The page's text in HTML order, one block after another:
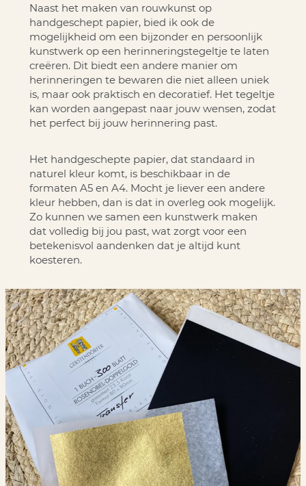
Naast het maken van rouwkunst op
handgeschept papier, bied ik ook de
mogelijkheid om een bijzonder en persoonlijk
kunstwerk op een herinneringstegeltje te laten
creëren. Dit biedt een andere manier om
herinneringen te bewaren die niet alleen uniek
is, maar ook praktisch en decoratief. Het tegeltje
kan worden aangepast naar jouw wensen, zodat
het perfect bij jouw herinnering past.
Het handgeschepte papier, dat standaard in
naturel kleur komt, is beschikbaar in de
formaten A5 en A4. Mocht je liever een andere
kleur hebben, dan is dat in overleg ook mogelijk.
Zo kunnen we samen een kunstwerk maken
dat volledig bij jou past, wat zorgt voor een
betekenisvol aandenken dat je altijd kunt
koesteren.